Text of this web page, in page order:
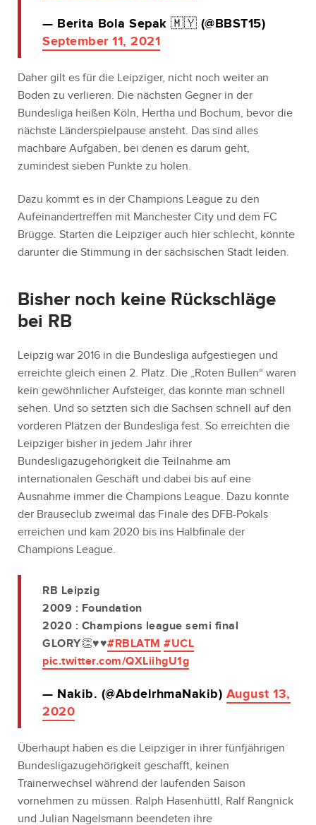
— Berita Bola Sepak 🇲🇾 (@BBST15)
September 11, 2021
Daher gilt es für die Leipziger, nicht noch weiter an
Boden zu verlieren. Die nächsten Gegner in der
Bundesliga heißen Köln, Hertha und Bochum, bevor die
nächste Länderspielpause ansteht. Das sind alles
machbare Aufgaben, bei denen es darum geht,
zumindest sieben Punkte zu holen.
Dazu kommt es in der Champions League zu den
Aufeinandertreffen mit Manchester City und dem FC
Brügge. Starten die Leipziger auch hier schlecht, könnte
darunter die Stimmung in der sächsischen Stadt leiden.
Bisher noch keine Rückschläge
bei RB
Leipzig war 2016 in die Bundesliga aufgestiegen und
erreichte gleich einen 2. Platz. Die „Roten Bullen“ waren
kein gewöhnlicher Aufsteiger, das konnte man schnell
sehen. Und so setzten sich die Sachsen schnell auf den
vorderen Plätzen der Bundesliga fest. So erreichten die
Leipziger bisher in jedem Jahr ihrer
Bundesligazugehörigkeit die Teilnahme am
internationalen Geschäft und dabei bis auf eine
Ausnahme immer die Champions League. Dazu konnte
der Brauseclub zweimal das Finale des DFB-Pokals
erreichen und kam 2020 bis ins Halbfinale der
Champions League.
RB Leipzig
2009 : Foundation
2020 : Champions league semi final
GLORY👏♥️♥️#RBLATM #UCL
pic.twitter.com/QXLiihgU1g
— Nakib. (@AbdelrhmaNakib) August 13,
2020
Überhaupt haben es die Leipziger in ihrer fünfjährigen
Bundesligazugehörigkeit geschafft, keinen
Trainerwechsel während der laufenden Saison
vornehmen zu müssen. Ralph Hasenhüttl, Ralf Rangnick
und Julian Nagelsmann beendeten ihre